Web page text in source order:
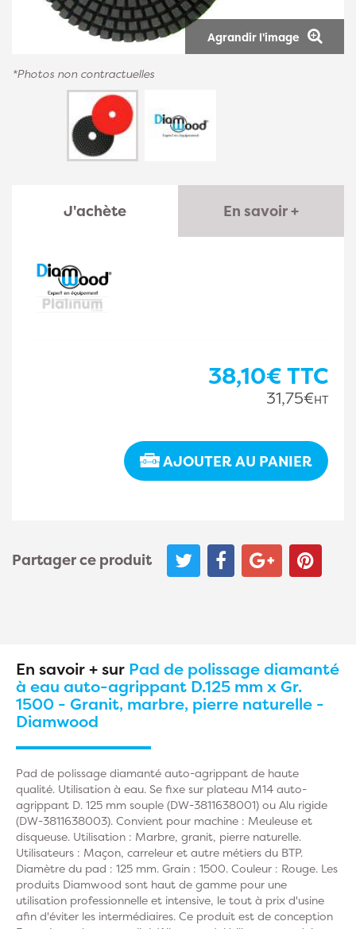
Agrandir l'image
*Photos non contractuelles
J'achète En savoir +
38,10€TTC
31,75€HT
AJOUTER AU PANIER
Partager ce produit
En savoir + sur Pad de polissage diamanté
à eau auto-agrippant D.125 mm x Gr.
1500 - Granit, marbre, pierre naturelle -
Diamwood
Pad de polissage diamanté auto-agrippant de haute
qualité. Utilisation à eau. Se fixe sur plateau M14 auto-
agrippant D. 125 mm souple (DW-3811638001) ou Alu rigide
(DW-3811638003). Convient pour machine : Meuleuse et
disqueuse. Utilisation : Marbre, granit, pierre naturelle.
Utilisateurs : Maçon, carreleur et autre métiers du BTP.
Diamètre du pad : 125 mm. Grain : 1500. Couleur : Rouge. Les
produits Diamwood sont haut de gamme pour une
utilisation professionnelle et intensive, le tout à prix d'usine
afin d'éviter les intermédiaires. Ce produit est de conception